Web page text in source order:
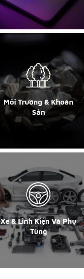
Môi Trường & Khoán
Sản
Xe & Linh Kiện Và Phụ
Tùng